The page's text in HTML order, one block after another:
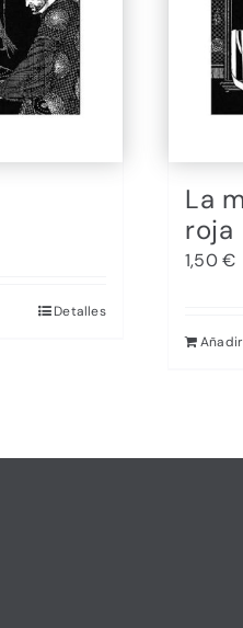
Detalles
La
roja
1,50€